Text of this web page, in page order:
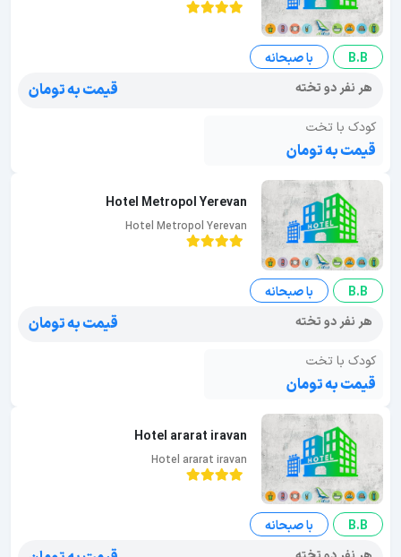
B.B
با صبحانه
هر نفر دو تخته
قیمت به تومان
کودک با تخت
قیمت به تومان
Hotel Metropol Yerevan
Hotel Metropol Yerevan
B.B
با صبحانه
هر نفر دو تخته
قیمت به تومان
کودک با تخت
قیمت به تومان
Hotel ararat iravan
Hotel ararat iravan
B.B
با صبحانه